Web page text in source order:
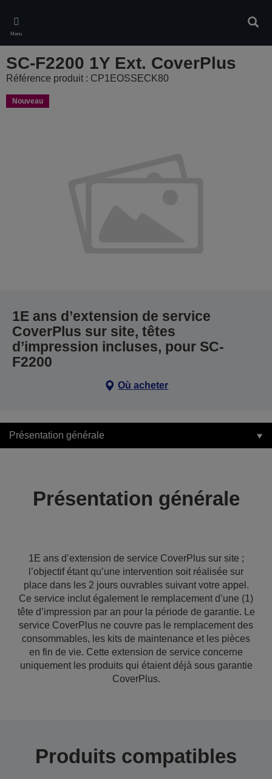
main
content
Menu
SC-F2200 1Y Ext. CoverPlus
Référence produit : CP1EOSSECK80
Nouveau
1E ans d’extension de service
CoverPlus sur site, têtes
d’impression incluses, pour SC-
F2200
Où acheter
Présentation générale
Présentation générale
1E ans d’extension de service CoverPlus sur site ;
l’objectif étant qu’une intervention soit réalisée sur
place dans les 2 jours ouvrables suivant votre appel.
Ce service inclut également le remplacement d’une (1)
tête d’impression par an pour la période de garantie. Le
service CoverPlus ne couvre pas le remplacement des
consommables, les kits de maintenance et les pièces
en fin de vie. Cette extension de service concerne
uniquement les produits qui étaient déjà sous garantie
CoverPlus.
Produits compatibles